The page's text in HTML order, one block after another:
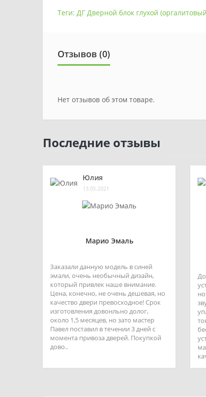
Теги: ДГ Дверной блок глухой
Отзывов (0)
Нет отзывов об этом товаре.
Последние отзывы
Юлия
13.05.2021
Марио Эмаль
Заказали данную модель в синей
эмали, очень необычный дизайн,
который привлек наше внимание.
Цена, конечно, не очень дешевая, но
качество двери превосходное! Срок
изготовления довонльно долог,
около 1,5 месяцев, но зато мастер
Павел поставил в течении 3 дней с
момента привоза дверей. Покупкой
дово..